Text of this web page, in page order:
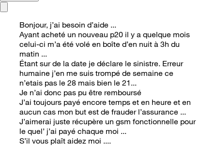
Bonjour, j’ai besoin d’aide ...
Ayant acheté un nouveau p20 il y a quelque mois
celui-ci m’a été volé en boîte d’en nuit à 3h du
matin ...
Étant sur de la date je déclare le sinistre. Erreur
humaine j’en me suis trompé de semaine ce
n’etais pas le 28 mais bien le 21...
Je n’ai donc pas pu être remboursé
J’ai toujours payé encore temps et en heure et en
aucun cas mon but est de frauder l’assurance ...
J’aimerai juste récupère un gsm fonctionnelle pour
le quel’ j’ai payé chaque moi ...
S’il vous plaît aidez moi ....